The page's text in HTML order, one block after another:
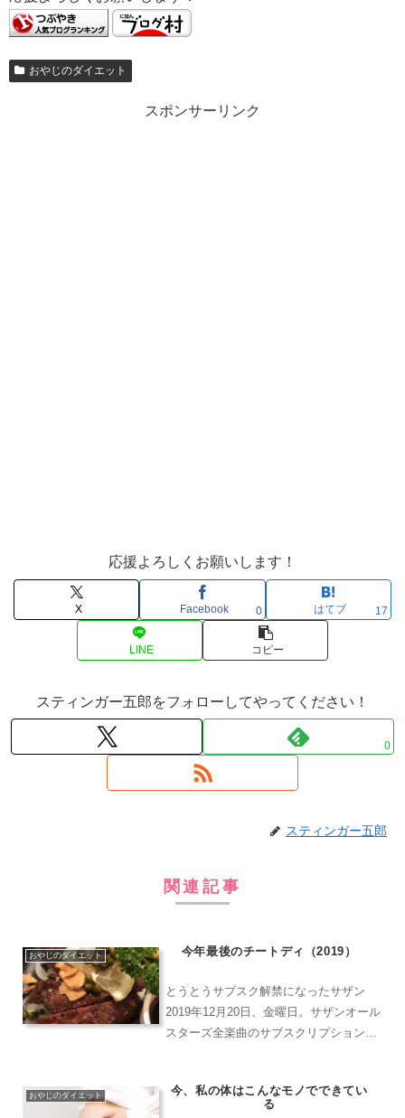
おやじのダイエット
スポンサーリンク
応援よろしくお願いします！
X Facebook 0 はてブ 17
LINE コピー
スティンガー五郎をフォローしてやってください！
0
スティンガー五郎
関連記事
おやじのダイエット 今年最後のチートディ（2019）
とうとうサブスク解禁になったサザン
2019年12月20日、金曜日。サザンオール
スターズ全楽曲のサブスクリプション配
名義の作品を合わせ、総数900曲以上が
おやじのダイエット
今、私の体はこんなモノでできてい
る